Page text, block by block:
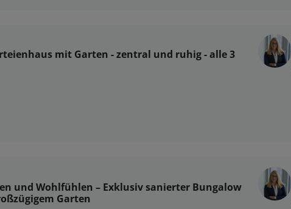
mit Garten - zentral und ruhig - alle 3
und Wohlfühlen – Exklusiv sanierter Bungalow
Garten